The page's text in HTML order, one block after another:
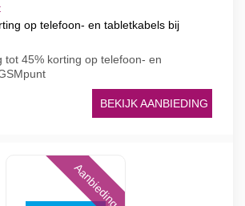
op telefoon- en tabletkabels bij
tot 45% korting op telefoon- en
BEKIJK AANBIEDING
Aanbieding